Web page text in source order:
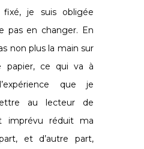
je suis obligée
pas en changer. En
non plus la main sur
papier, ce qui va à
que je
au lecteur de
imprévu réduit ma
et d’autre part,